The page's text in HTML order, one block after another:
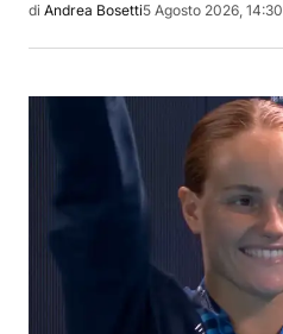
di Andrea Bosetti5 Agosto 2026, 14:30